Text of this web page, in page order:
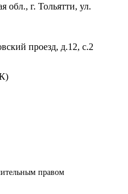
обл., г. Тольятти, ул.
проезд, д.12, с.2
правом